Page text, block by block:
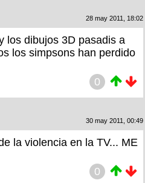
28 may 2011, 18:02
los dibujos 3D pasadis a
los simpsons han perdido
0
30 may 2011, 00:49
la violencia en la TV... ME
0